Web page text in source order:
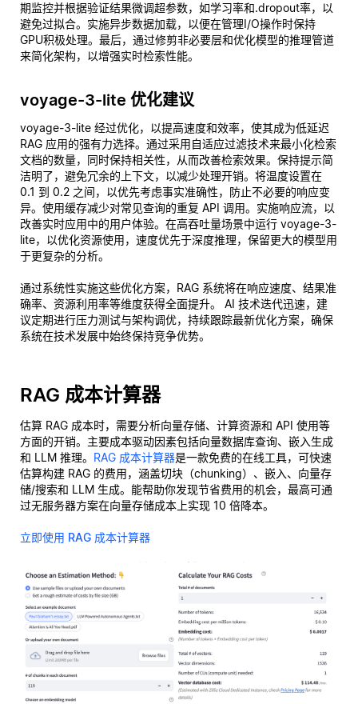
期监控并根据验证结果微调超参数，如学习率和.dropout率，以
避免过拟合。实施异步数据加载，以便在管理I/O操作时保持
GPU积极处理。最后，通过修剪非必要层和优化模型的推理管道
来简化架构，以增强实时检索性能。
voyage-3-lite 优化建议
voyage-3-lite 经过优化，以提高速度和效率，使其成为低延迟
RAG 应用的强有力选择。通过采用自适应过滤技术来最小化检索
文档的数量，同时保持相关性，从而改善检索效果。保持提示简
洁明了，避免冗余的上下文，以减少处理开销。将温度设置在
0.1 到 0.2 之间，以优先考虑事实准确性，防止不必要的响应变
异。使用缓存减少对常见查询的重复 API 调用。实施响应流，以
改善实时应用中的用户体验。在高吞吐量场景中运行 voyage-3-
lite，以优化资源使用，速度优先于深度推理，保留更大的模型用
于更复杂的分析。
通过系统性实施这些优化方案，RAG 系统将在响应速度、结果准
确率、资源利用率等维度获得全面提升。 AI 技术迭代迅速，建
议定期进行压力测试与架构调优，持续跟踪最新优化方案，确保
系统在技术发展中始终保持竞争优势。
RAG 成本计算器
估算 RAG 成本时，需要分析向量存储、计算资源和 API 使用等
方面的开销。主要成本驱动因素包括向量数据库查询、嵌入生成
和 LLM 推理。 RAG 成本计算器是一款免费的在线工具，可快速
估算构建 RAG 的费用，涵盖切块（chunking）、嵌入、向量存
储/搜索和 LLM 生成。能帮助你发现节省费用的机会，最高可通
过无服务器方案在向量存储成本上实现 10 倍降本。
立即使用 RAG 成本计算器